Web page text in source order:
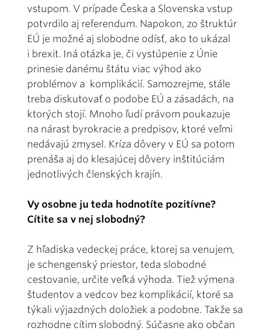
vstupom. V prípade Česka a Slovenska vstup
potvrdilo aj referendum. Napokon, zo štruktúr
EÚ je možné aj slobodne odísť, ako to ukázal
i brexit. Iná otázka je, či vystúpenie z Únie
prinesie danému štátu viac výhod ako
problémov a komplikácií. Samozrejme, stále
treba diskutovať o podobe EÚ a zásadách, na
ktorých stojí. Mnoho ľudí právom poukazuje
na nárast byrokracie a predpisov, ktoré veľmi
nedávajú zmysel. Kríza dôvery v EÚ sa potom
prenáša aj do klesajúcej dôvery inštitúciám
jednotlivých členských krajín.
Vy osobne ju teda hodnotíte pozitívne?
Cítite sa v nej slobodný?
Z hľadiska vedeckej práce, ktorej sa venujem,
je schengenský priestor, teda slobodné
cestovanie, určite veľká výhoda. Tiež výmena
študentov a vedcov bez komplikácií, ktoré sa
týkali výjazdných doložiek a podobne. Takže sa
rozhodne cítim slobodný. Súčasne ako občan